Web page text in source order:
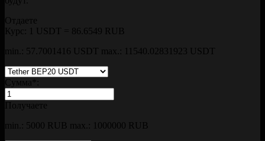
Отдаете
Курс:
1 USDT = 86.6549 RUB
min.: 57.7001416 USDT
max.: 11540.02831923 USDT
Сумма
Получаете
min.: 5000 RUB max.: 1000000 RUB